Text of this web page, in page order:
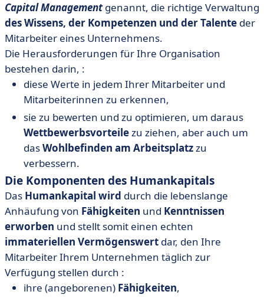
Capital Managementgenannt, die richtige Verwaltung
des Wissens, der Kompetenzen und der Talente der
Mitarbeiter eines Unternehmens.
Die Herausforderungen für Ihre Organisation
bestehen darin, :
diese Werte in jedem Ihrer Mitarbeiter und
Mitarbeiterinnen zu erkennen,
sie zu bewerten und zu optimieren, um daraus
Wettbewerbsvorteilezu ziehen, aber auch um
dasWohlbefinden am Arbeitsplatzzu
verbessern.
Die Komponenten des Humankapitals
Das Humankapital wird durch die lebenslange
Anhäufung von Fähigkeiten und Kenntnissen
erworben und stellt somit einen echten
immateriellen Vermögenswert dar, den Ihre
Mitarbeiter Ihrem Unternehmen täglich zur
Verfügung stellen durch :
ihre (angeborenen) Fähigkeiten,